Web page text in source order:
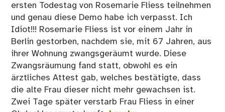
ersten Todestag von Rosemarie Fliess teilnehmen
und genau diese Demo habe ich verpasst. Ich
Idiot!!! Rosemarie Fliess ist vor einem Jahr in
Berlin gestorben, nachdem sie, mit 67 Jahren, aus
ihrer Wohnung zwangsgeräumt wurde. Diese
Zwangsräumung fand statt, obwohl es ein
ärztliches Attest gab, welches bestätigte, dass
die alte Frau dieser nicht mehr gewachsen ist.
Zwei Tage später verstarb Frau Fliess in einer